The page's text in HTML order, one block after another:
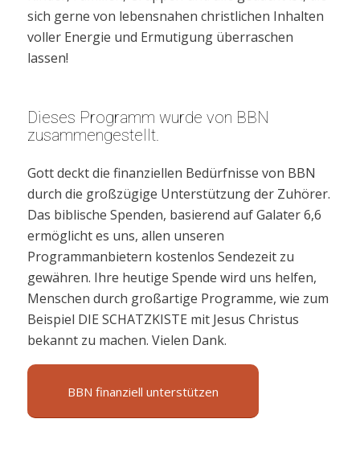
sich gerne von lebensnahen christlichen Inhalten
voller Energie und Ermutigung überraschen
lassen!
Dieses Programm wurde von BBN
zusammengestellt.
Gott deckt die finanziellen Bedürfnisse von BBN
durch die großzügige Unterstützung der Zuhörer.
Das biblische Spenden, basierend auf Galater 6,6
ermöglicht es uns, allen unseren
Programmanbietern kostenlos Sendezeit zu
gewähren. Ihre heutige Spende wird uns helfen,
Menschen durch großartige Programme, wie zum
Beispiel DIE SCHATZKISTE mit Jesus Christus
bekannt zu machen. Vielen Dank.
BBN finanziell unterstützen